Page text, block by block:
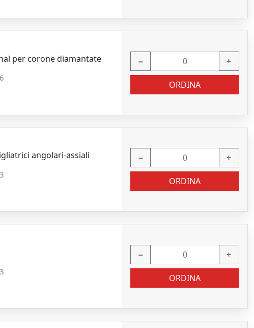
per corone diamantate − +
ORDINA
angolari-assiali − +
ORDINA
− +
ORDINA